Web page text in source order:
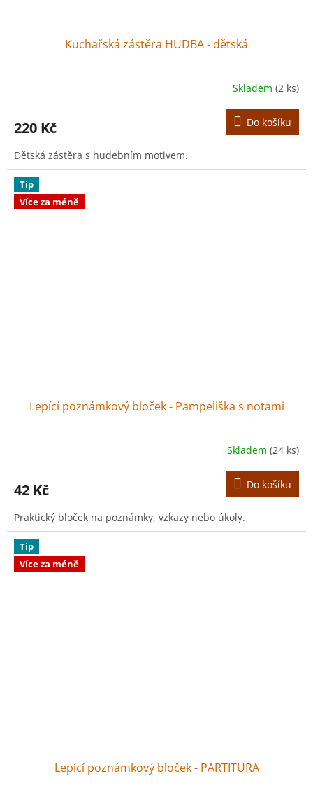
Kuchařská zástěra HUDBA - dětská
Skladem (2 ks)
220 Kč Do košíku
Dětská zástěra s hudebním motivem.
Tip
Více za méně
Lepící poznámkový bloček - Pampeliška s notami
Skladem (24 ks)
42 Kč Do košíku
Praktický bloček na poznámky, vzkazy nebo úkoly.
Tip
Více za méně
Lepící poznámkový bloček - PARTITURA